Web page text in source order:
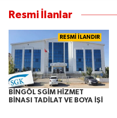
Resmi İlanlar
RESMİ İLANDIR
BİNGÖL SGİM HİZMET
BİNASI TADİLAT VE BOYA İŞİ